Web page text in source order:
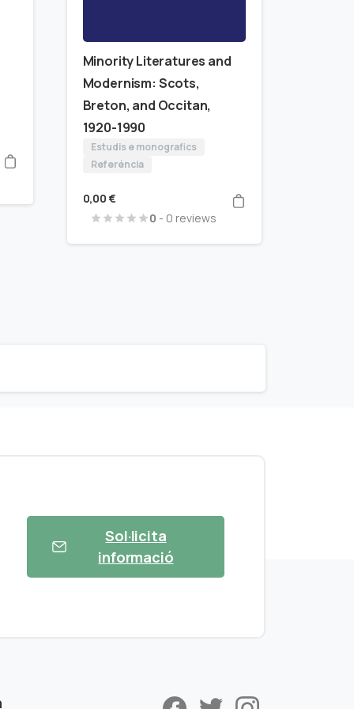
Minority Literatures and
Modernism: Scots,
Breton, and Occitan,
1920-1990
Estudis e monografics
Referéncia
0,00 €
0 - 0 reviews
Sol·licita
informació